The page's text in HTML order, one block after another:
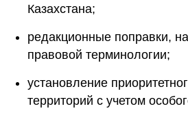
Казахстана;
редакционные поправки,
правовой терминологии;
установление
территорий с учетом